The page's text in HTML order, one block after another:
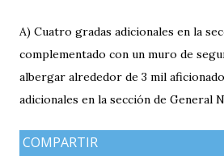
A) Cuatro gradas adicionales en la
complementado con un muro de
albergar alrededor de 3 mil
adicionales en la sección de General
El área de la General Sur con
COMPARTIR